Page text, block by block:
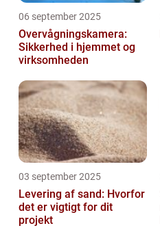
06 september 2025
Overvågningskamera:
Sikkerhed i hjemmet og
virksomheden
03 september 2025
Levering af sand: Hvorfor
det er vigtigt for dit
projekt